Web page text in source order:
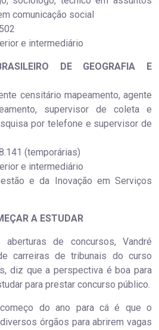
comunicação social
502
e intermediário
DE GEOGRAFIA E
censitário mapeamento, agente
supervisor de coleta e
por telefone e supervisor de
(temporárias)
e intermediário
e da Inovação em Serviços
A ESTUDAR
de concursos, Vandré
carreiras de tribunais do curso
diz que a perspectiva é boa para
para prestar concurso público.
do ano para cá é que o
órgãos para abrirem vagas